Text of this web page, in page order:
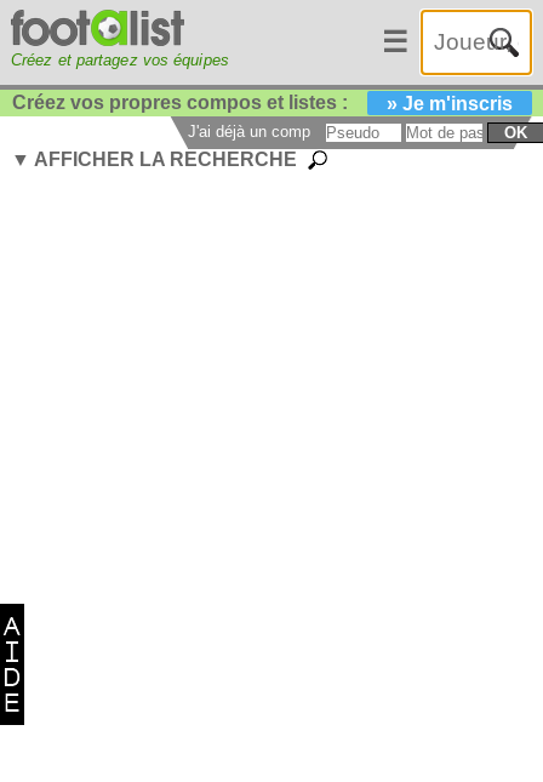
Créez et partagez vos équipes
☰
Créez vos propres compos et listes : » Je m'inscris
J'ai déjà un compte : OK
▼ AFFICHER LA RECHERCHE